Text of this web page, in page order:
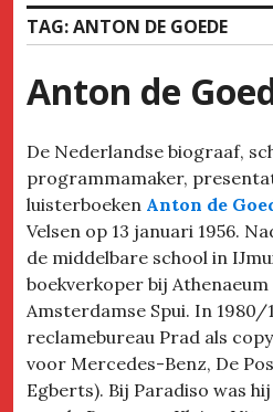
TAG:ANTON DE GOEDE
Anton de
De Nederlandse biograaf,
programmamaker,
luisterboeken Anton de
Velsen op 13 januari 1956.
de middelbare school in
boekverkoper bij
Amsterdamse Spui. In
reclamebureau Prad als
voor Mercedes-Benz, De
Egberts). Bij Paradiso was